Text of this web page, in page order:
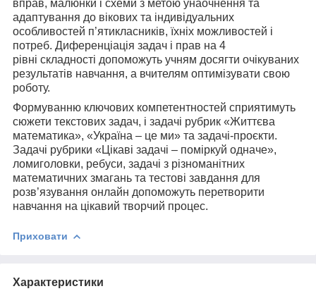
вправ, малюнки і схеми з метою унаочнення та
адаптування до вікових та індивідуальних
особливостей п’ятикласників, їхніх можливостей і
потреб. Диференціація задач і прав на 4
рівні складності допоможуть учням досягти очікуваних
результатів навчання, а вчителям оптимізувати свою
роботу.
Формуванню ключових компетентностей сприятимуть
сюжети текстових задач, і задачі рубрик «Життєва
математика», «Україна – це ми» та задачі-проєкти.
Задачі рубрики «Цікаві задачі – поміркуй одначе»,
ломиголовки, ребуси, задачі з різноманітних
математичних змагань та тестові завдання для
розв’язування онлайн допоможуть перетворити
навчання на цікавий творчий процес.
Приховати
Характеристики